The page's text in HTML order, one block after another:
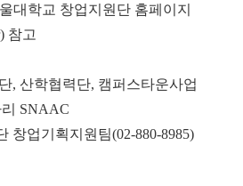
대학교 창업지원단 홈페이지
참고
, 산학협력단, 캠퍼스타운사업
SNAAC
창업기획지원팀(02-880-8985)